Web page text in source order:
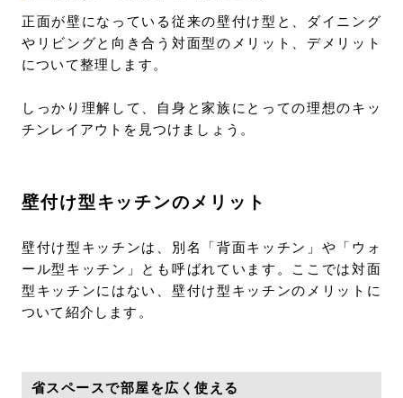
正面が壁になっている従来の壁付け型と、ダイニング
やリビングと向き合う対面型のメリット、デメリット
について整理します。
しっかり理解して、自身と家族にとっての理想のキッ
チンレイアウトを見つけましょう。
壁付け型キッチンのメリット
壁付け型キッチンは、別名「背面キッチン」や「ウォ
ール型キッチン」とも呼ばれています。ここでは対面
型キッチンにはない、壁付け型キッチンのメリットに
ついて紹介します。
省スペースで部屋を広く使える